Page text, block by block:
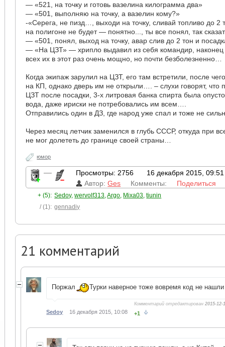
— «521, на точку и готовь вазелина килограмма два»
— «501, выполняю на точку, а вазелин кому?»
-«Серега, не пизд…, выходи на точку, сливай топливо до 2
на полигоне не будет — понятно..., ты все понял, так
— «501, понял, выход на точку, авар слив до 2 тон и
— «На ЦЗТ» — хрипло выдавил из себя командир, наконец
всех их в этот раз очень мощно, но почти безболезненно…
Когда экипаж зарулил на ЦЗТ, его там встретили, после
на КП, однако дверь им не открыли…. – слухи говорят, что
ЦЗТ после посадки, 3-х литровая банка спирта была
вода, даже ириски не потребовались им всем….
Отправились один в ДЗ, где народ уже спал и тоже не
Через месяц летчик заменился в глубь СССР, откуда при
не мог долететь до границе своей страны…
юмор
— Просмотры: 2756
16 декабря 2015, 09:51
Автор:Ges Комменты: Поделиться
+ (5): Sedoy,wervolf313,Argo, Mixa03,tiunin
/ (1): gennadiy
21 комментарий
Поржал Турки наверное тоже вовремя код не нашли
Комментарий отредактирован2015-12-
Sedoy 16 декабря 2015, 10:08 +1